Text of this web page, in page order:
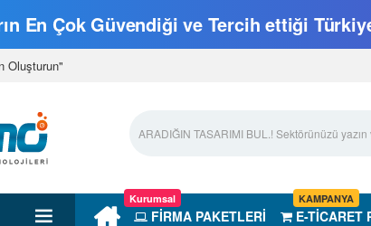
En Çok Güvendiği ve Tercih ettiği
Oluşturun"
FİRMA PAKETLERİ
Kurumsal
E-TİCARET
KAMPANYA